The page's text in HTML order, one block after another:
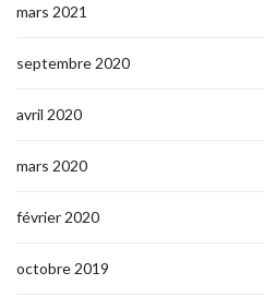
mars 2021
septembre 2020
avril 2020
mars 2020
février 2020
octobre 2019